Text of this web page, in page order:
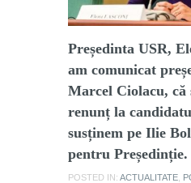
Președinta USR,
am comunicat
Marcel Ciolacu, că
renunț la
susținem pe Ilie
pentru Președinție.
POSTED IN: ACTUALITATE